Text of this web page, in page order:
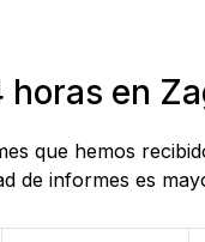
en
que hemos
de informes es